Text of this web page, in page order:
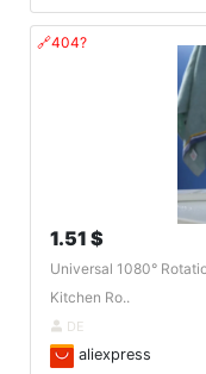
🔗404?
1.51 $
Universal 1080°
Kitchen Ro..
DE
aliexpress